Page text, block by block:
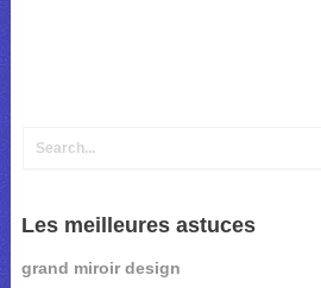
Les meilleures astuces
grand miroir design